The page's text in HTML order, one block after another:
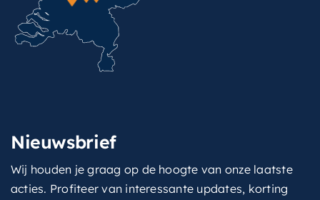
Nieuwsbrief
Wij houden je graag op de hoogte van onze laatste
acties. Profiteer van interessante updates, korting